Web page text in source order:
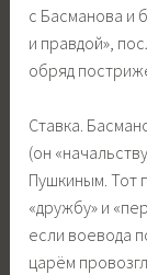
с Басманова и
и правдой»,
обряд
Ставка.
(он
Пушкиным. Тот
«дружбу» и
если воевода
царём